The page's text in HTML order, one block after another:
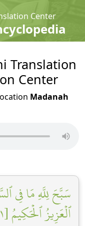
Center
Translation
Center
Madanah
سَبَّحَ لِلَّهِ مَا فِي
ٱلۡعَزِيزُ ٱلۡحَكِيمُ [١]